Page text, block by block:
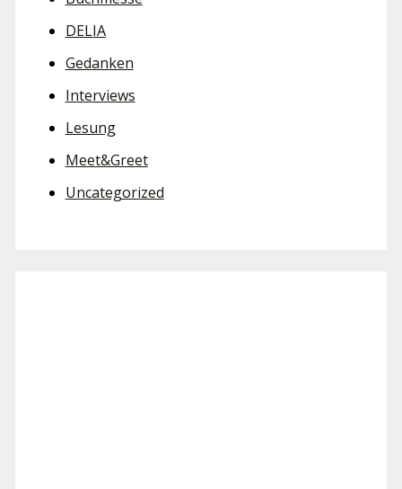
DELIA
Gedanken
Interviews
Lesung
Meet&Greet
Uncategorized